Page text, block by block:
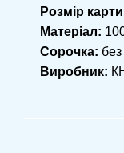
Розмір
Матеріал:
Сорочка: без
Виробник: